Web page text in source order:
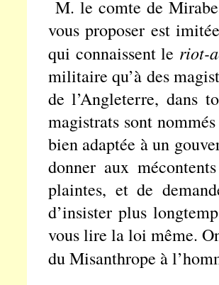
M. le comte de
vous proposer est
qui connaissent le riot-
militaire qu’à des
de l’Angleterre, dans
magistrats sont
bien adaptée à un
donner aux
plaintes, et de
d’insister plus
vous lire la loi même.
du Misanthrope à